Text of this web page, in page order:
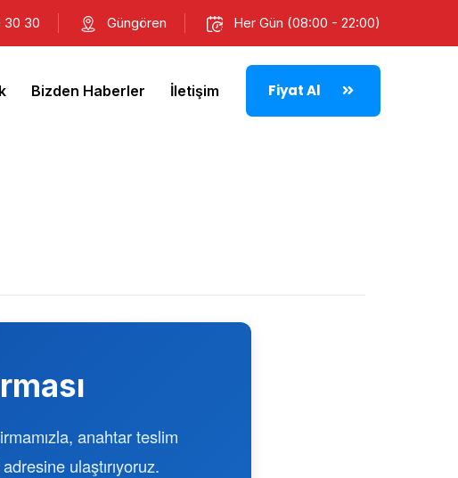
30 30 Güngören Her Gün (08:00 - 22:00)
Bizden Haberler İletişim Fiyat Al
anahtar teslim
ulaştırıyoruz.